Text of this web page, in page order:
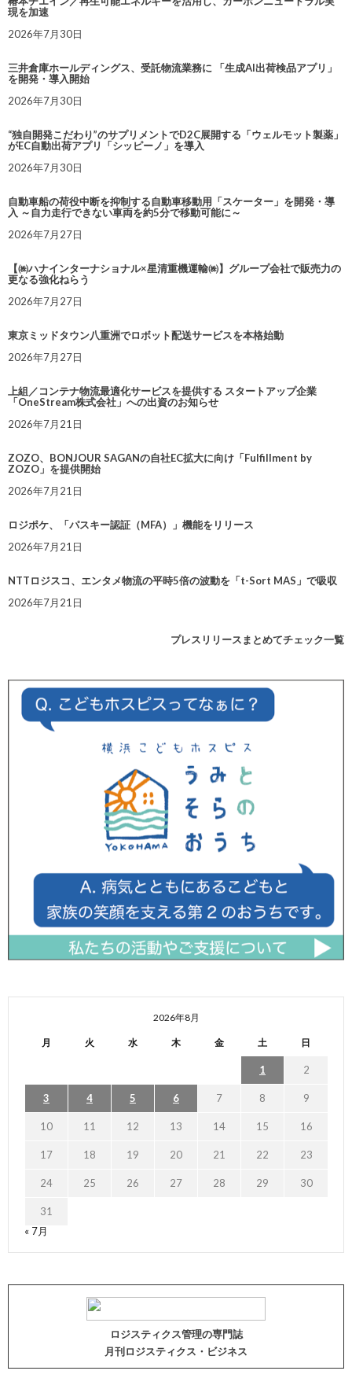
現を加速
2026年7月30日
三井倉庫ホールディングス、受託物流業務に 「生成AI出荷検品アプリ」
を開発・導入開始
2026年7月30日
“独自開発こだわり”のサプリメントでD2C展開する「ウェルモット製薬」
がEC自動出荷アプリ「シッピーノ」を導入
2026年7月30日
自動車船の荷役中断を抑制する自動車移動用「スケーター」を開発・導
入 ～自力走行できない車両を約5分で移動可能に～
2026年7月27日
【㈱ハナインターナショナル×星清重機運輸㈱】グループ会社で販売力の
更なる強化ねらう
2026年7月27日
東京ミッドタウン八重洲でロボット配送サービスを本格始動
2026年7月27日
上組／コンテナ物流最適化サービスを提供する スタートアップ企業
「OneStream株式会社」への出資のお知らせ
2026年7月21日
ZOZO、BONJOUR SAGANの自社EC拡大に向け「Fulfillment by
ZOZO」を提供開始
2026年7月21日
ロジポケ、「パスキー認証（MFA）」機能をリリース
2026年7月21日
NTTロジスコ、エンタメ物流の平時5倍の波動を「t-Sort MAS」で吸収
2026年7月21日
プレスリリースまとめてチェック一覧
2026年8月
月 火 水 木 金 土 日
1 2
3 4 5 6 7 8 9
10 11 12 13 14 15 16
17 18 19 20 21 22 23
24 25 26 27 28 29 30
31
« 7月
ロジスティクス管理の専門誌
月刊ロジスティクス・ビジネス